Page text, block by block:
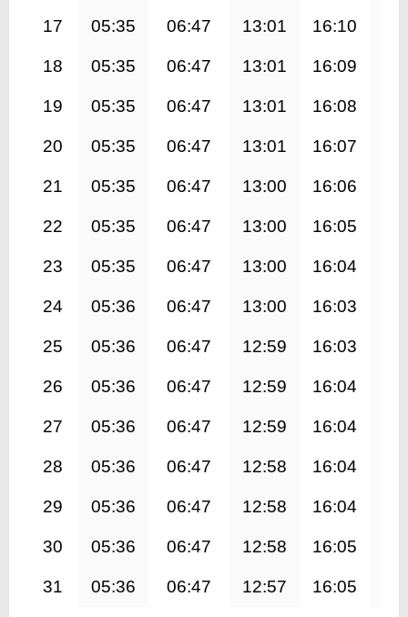
17 05:35 06:47 13:01 16:10
18 05:35 06:47 13:01 16:09
19 05:35 06:47 13:01 16:08
20 05:35 06:47 13:01 16:07
21 05:35 06:47 13:00 16:06
22 05:35 06:47 13:00 16:05
23 05:35 06:47 13:00 16:04
24 05:36 06:47 13:00 16:03
25 05:36 06:47 12:59 16:03
26 05:36 06:47 12:59 16:04
27 05:36 06:47 12:59 16:04
28 05:36 06:47 12:58 16:04
29 05:36 06:47 12:58 16:04
30 05:36 06:47 12:58 16:05
31 05:36 06:47 12:57 16:05